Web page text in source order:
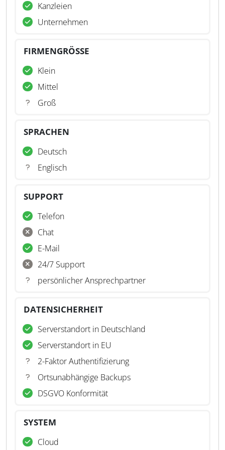
Kanzleien
Unternehmen
FIRMENGRÖSSE
Klein
Mittel
Groß
SPRACHEN
Deutsch
Englisch
SUPPORT
Telefon
Chat
E-Mail
24/7 Support
persönlicher Ansprechpartner
DATENSICHERHEIT
Serverstandort in Deutschland
Serverstandort in EU
2-Faktor Authentifizierung
Ortsunabhängige Backups
DSGVO Konformität
SYSTEM
Cloud